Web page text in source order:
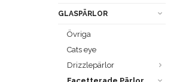
GLASPÄRLOR
Övriga
Cats eye
Drizzlepärlor